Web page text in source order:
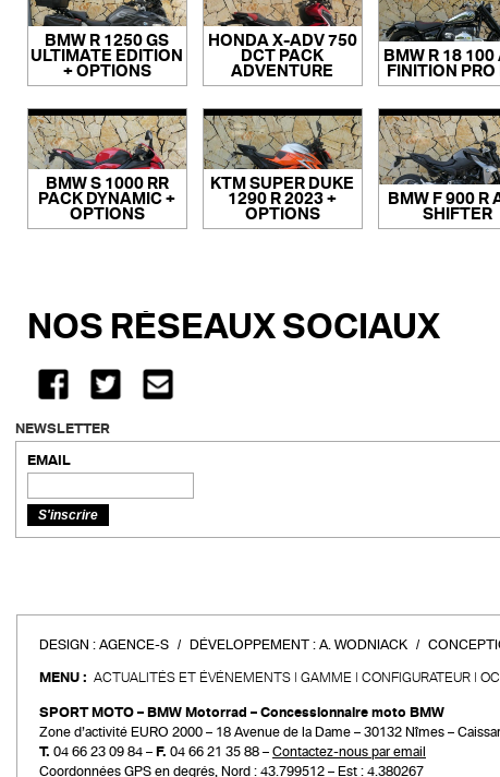
BMW R 1250 GS
ULTIMATE EDITION
+ OPTIONS
HONDA X-ADV 750
DCT PACK
ADVENTURE
BMW R 18 100
FINITION PRO
BMW S 1000 RR
PACK DYNAMIC +
OPTIONS
KTM SUPER DUKE
1290 R 2023 +
OPTIONS
BMW F 900 R
SHIFTER
NOS RÉSEAUX SOCIAUX
NEWSLETTER
EMAIL
DESIGN : AGENCE-S DÉVELOPPEMENT : A. WODNIACK
MENU : ACTUALITÉS ET ÉVÉNEMENTS GAMME CONFIGURATEUR
SPORT MOTO – BMW Motorrad – Concessionnaire moto BMW
Zone d’activité EURO 2000 – 18 Avenue de la Dame – 30132 Nîmes –
T. 04 66 23 09 84 – F. 04 66 21 35 88 – Contactez-nous par email
Coordonnées GPS en degrés, Nord : 43.799512 – Est : 4.380267